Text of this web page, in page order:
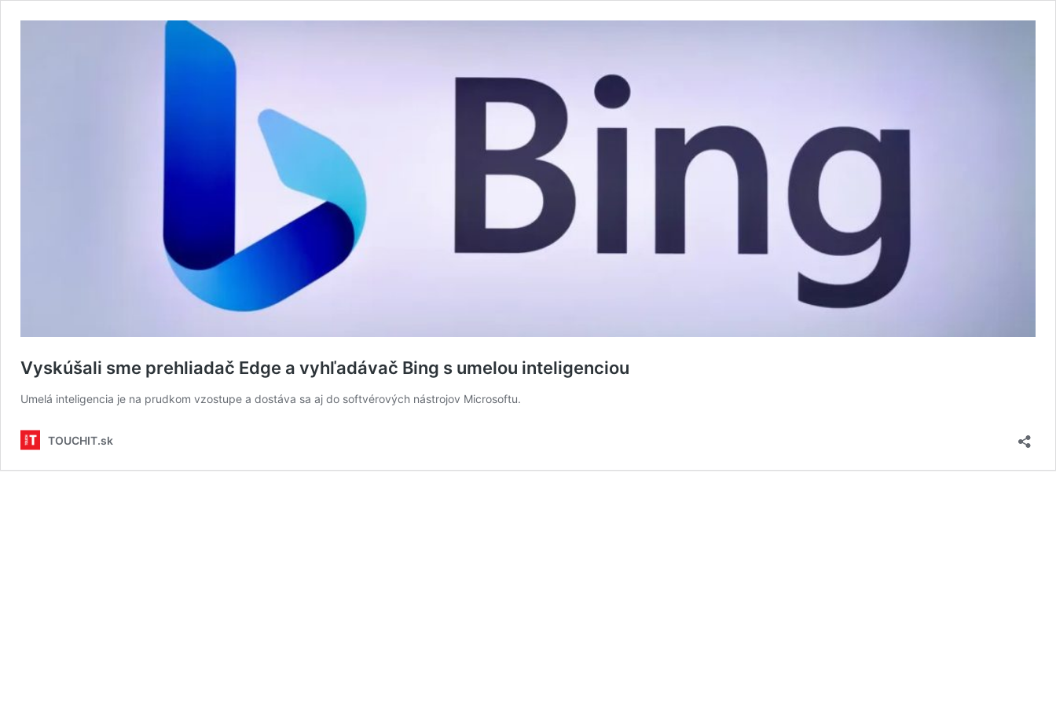
Vyskúšali sme prehliadač Edge a vyhľadávač Bing s umelou inteligenciou
Umelá inteligencia je na prudkom vzostupe a dostáva sa aj do softvérových nástrojov Microsoftu.
TOUCHIT.sk